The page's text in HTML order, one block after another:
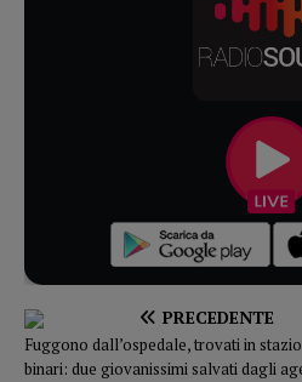
PRECEDENTE
Fuggono dall’ospedale, trovati in
binari: due giovanissimi salvati dagli